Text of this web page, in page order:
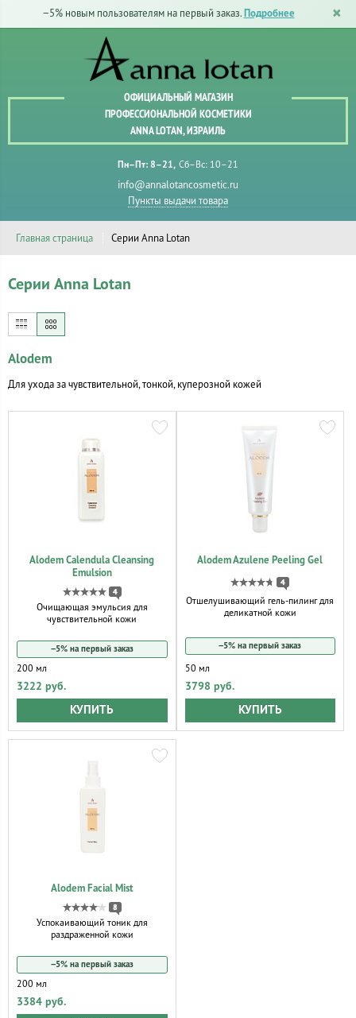
−5% новым пользователям на первый заказ. Подробнее
ОФИЦИАЛЬНЫЙ МАГАЗИН
ПРОФЕССИОНАЛЬНОЙ КОСМЕТИКИ
ANNA LOTAN, ИЗРАИЛЬ
Пн–Пт: 8–21 Сб–Вс: 10–21
info@annalotancosmetic.ru
Пункты выдачи товара
Главная страница Серии Anna Lotan
Серии Anna Lotan
Alodem
Для ухода за чувствительной, тонкой, куперозной кожей
Alodem Calendula Cleansing
Emulsion
4
Очищающая эмульсия для
чувствительной кожи
−5% на первый заказ
200 мл
3222 руб.
КУПИТЬ
Alodem Azulene Peeling Gel
4
Отшелушивающий гель-пилинг для
деликатной кожи
−5% на первый заказ
50 мл
3798 руб.
КУПИТЬ
Alodem Facial Mist
8
Успокаивающий тоник для
раздраженной кожи
−5% на первый заказ
200 мл
3384 руб.